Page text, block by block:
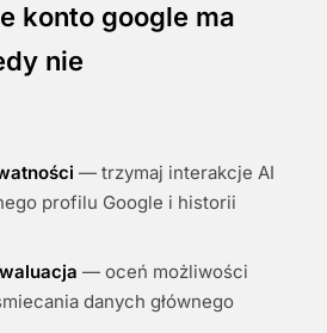
konto google ma
nie
— trzymaj interakcje AI
profilu Google i historii
— oceń możliwości
danych głównego